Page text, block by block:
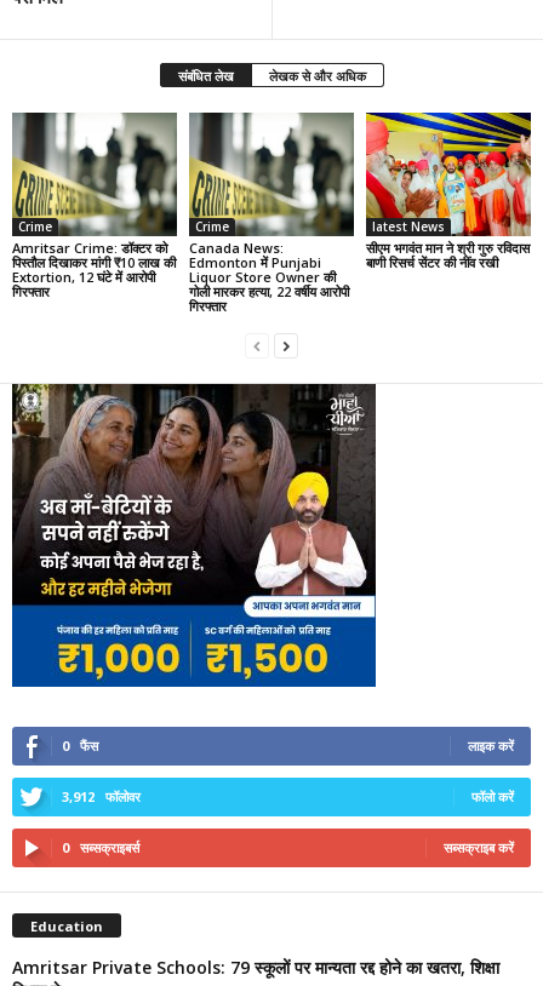
संबंधित लेख लेखक से और अधिक
Crime
Amritsar Crime: डॉक्टर को
पिस्तौल दिखाकर मांगी ₹10 लाख की
Extortion, 12 घंटे में आरोपी
गिरफ्तार
Crime
Canada News:
Edmonton में Punjabi
Liquor Store Owner की
गोली मारकर हत्या, 22 वर्षीय आरोपी
गिरफ्तार
latest News
सीएम भगवंत मान ने श्री गुरु रविदास
बाणी रिसर्च सेंटर की नींव रखी
0 फैंस लाइक करें
3,912 फॉलोवर फॉलो करें
0 सब्सक्राइबर्स सब्सक्राइब करें
Education
Amritsar Private Schools: 79 स्कूलों पर मान्यता रद्द होने का खतरा, शिक्षा